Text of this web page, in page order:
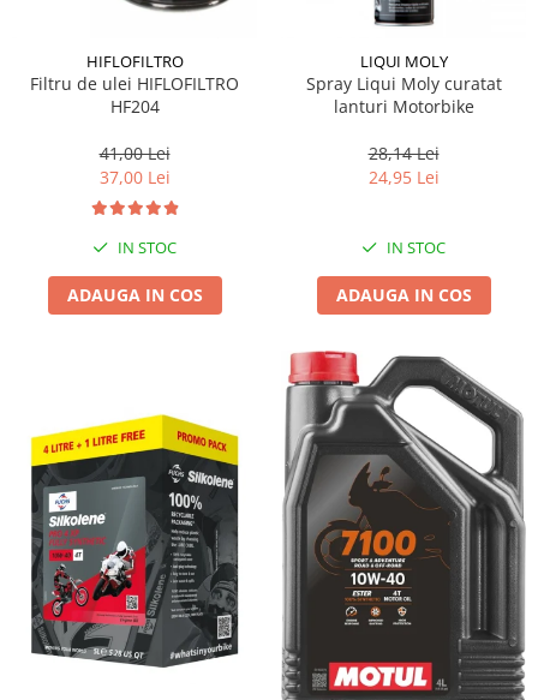
HIFLOFILTRO
Filtru de ulei HIFLOFILTRO
HF204
41,00 Lei
37,00 Lei
IN STOC
ADAUGA IN COS
LIQUI MOLY
Spray Liqui Moly curatat
lanturi Motorbike
28,14 Lei
24,95 Lei
IN STOC
ADAUGA IN COS